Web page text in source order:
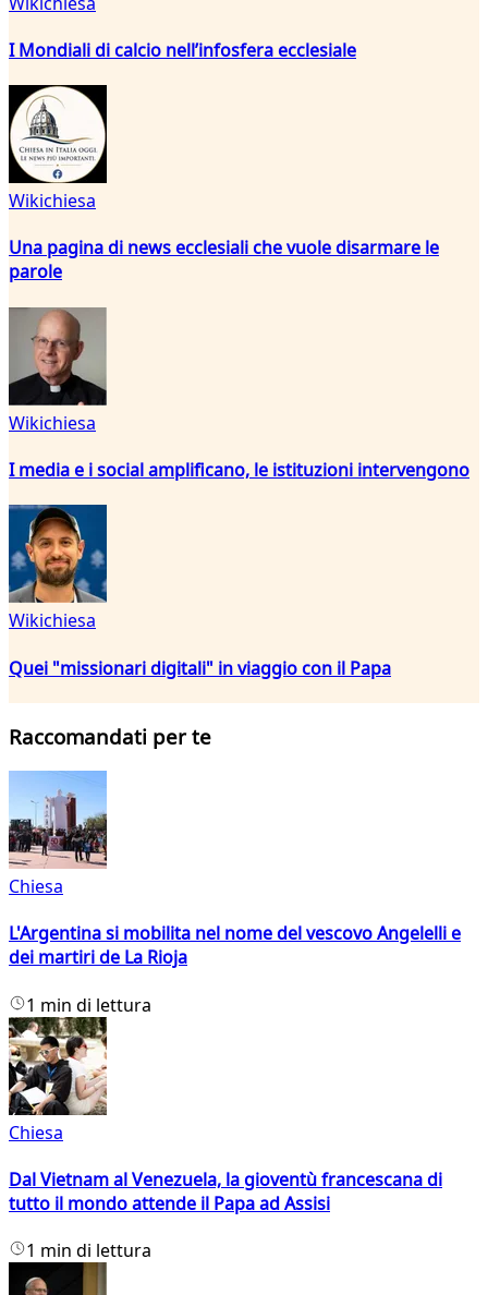
I Mondiali di calcio nell’infosfera ecclesiale
Wikichiesa
Una pagina di news ecclesiali che vuole disarmare le
parole
Wikichiesa
I media e i social amplificano, le istituzioni intervengono
Wikichiesa
Quei "missionari digitali" in viaggio con il Papa
Raccomandati per te
Chiesa
L'Argentina si mobilita nel nome del vescovo Angelelli e
dei martiri de La Rioja
1 min di lettura
Chiesa
Dal Vietnam al Venezuela, la gioventù francescana di
tutto il mondo attende il Papa ad Assisi
1 min di lettura